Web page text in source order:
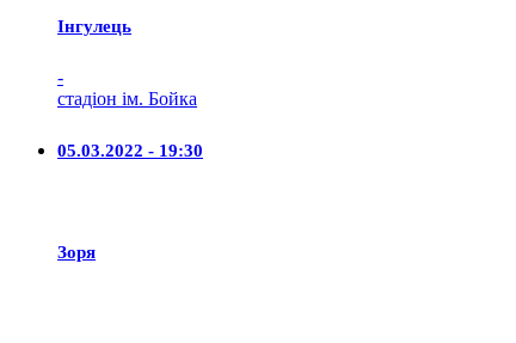
Iнгулець
-
стадіон ім. Бойка
05.03.2022 - 19:30
Зоря